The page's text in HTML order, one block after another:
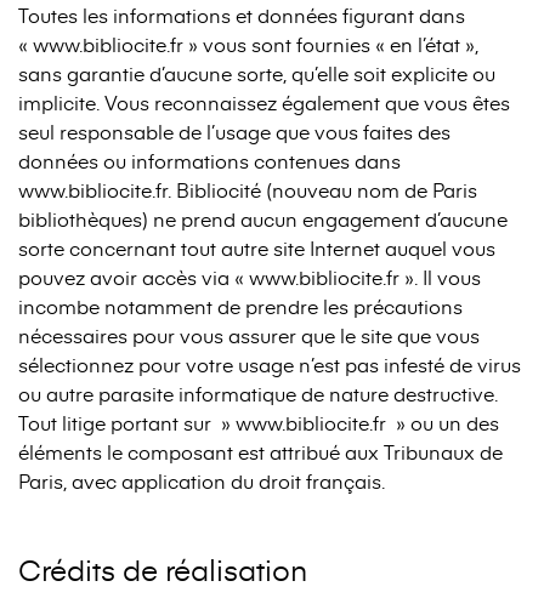
Toutes les informations et données figurant dans
« www.bibliocite.fr » vous sont fournies « en l’état »,
sans garantie d’aucune sorte, qu’elle soit explicite ou
implicite. Vous reconnaissez également que vous êtes
seul responsable de l’usage que vous faites des
données ou informations contenues dans
www.bibliocite.fr. Bibliocité (nouveau nom de Paris
bibliothèques) ne prend aucun engagement d’aucune
sorte concernant tout autre site Internet auquel vous
pouvez avoir accès via « www.bibliocite.fr ». Il vous
incombe notamment de prendre les précautions
nécessaires pour vous assurer que le site que vous
sélectionnez pour votre usage n’est pas infesté de virus
ou autre parasite informatique de nature destructive.
Tout litige portant sur » www.bibliocite.fr » ou un des
éléments le composant est attribué aux Tribunaux de
Paris, avec application du droit français.
Crédits de réalisation